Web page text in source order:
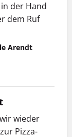
der Hand
dem Ruf
Arendt
wieder
Pizza-